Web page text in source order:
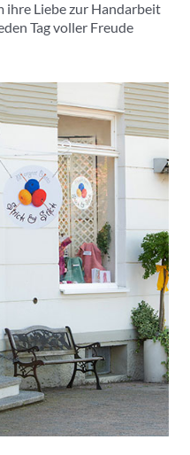
ihre Liebe zur Handarbeit
Tag voller Freude